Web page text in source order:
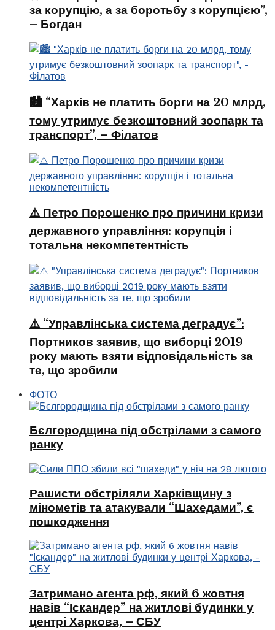
за корупцію, а за боротьбу з корупцією”,
– Богдан
🏙️ “Харків не платить борги на 20 млрд,
тому утримує безкоштовний зоопарк та
транспорт”, – Філатов
⚠️ Петро Порошенко про причини кризи
державного управління: корупція і
тотальна некомпетентність
⚠️ “Управлінська система деградує”:
Портников заявив, що виборці 2019
року мають взяти відповідальність за
те, що зробили
ФОТО
Бєлгородщина під обстрілами з самого
ранку
Рашисти обстріляли Харківщину з
мінометів та атакували “Шахедами”, є
пошкодження
Затримано агента рф, який 6 жовтня
навів “Іскандер” на житлові будинки у
центрі Харкова, – СБУ